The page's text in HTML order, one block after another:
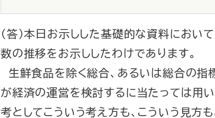
（答）本日お示しした基礎的な資料にお
数の推移をお示ししたわけであります。
生鮮食品を除く総合、あるいは総合の指
が経済の運営を検討するに当たっては用
考としてこういう考え方も、こういう見方